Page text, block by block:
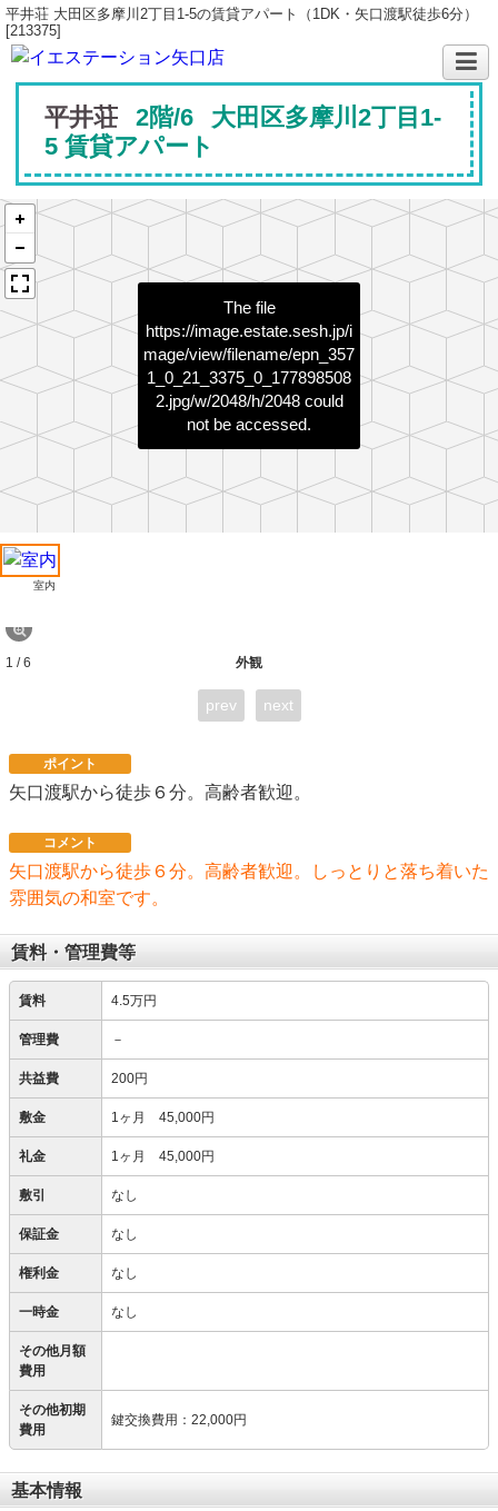
平井荘 大田区多摩川2丁目1-5の賃貸アパート（1DK・矢口渡駅徒歩6分）
[213375]
平井荘 2階/6
大田区多摩川2丁目1-
5 賃貸アパート
The file
https://image.estate.sesh.jp/i
mage/view/filename/epn_357
1_0_21_3375_0_177898508
2.jpg/w/2048/h/2048could
not be accessed.
室内
外観
1 / 6
prev next
ポイント
矢口渡駅から徒歩６分。高齢者歓迎。
コメント
矢口渡駅から徒歩６分。高齢者歓迎。しっとりと落ち着いた
雰囲気の和室です。
賃料・管理費等
賃料 4.5万円
管理費 －
共益費 200円
敷金 1ヶ月 45,000円
礼金 1ヶ月 45,000円
敷引 なし
保証金 なし
権利金 なし
一時金 なし
その他月額
費用
その他初期
費用
鍵交換費用 ： 22,000円
基本情報